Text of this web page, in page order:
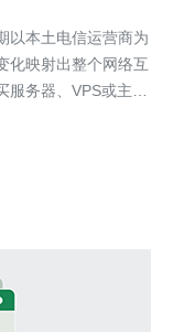
以本土电信运营商为
化映射出整个网络互
务器、VPS或主机